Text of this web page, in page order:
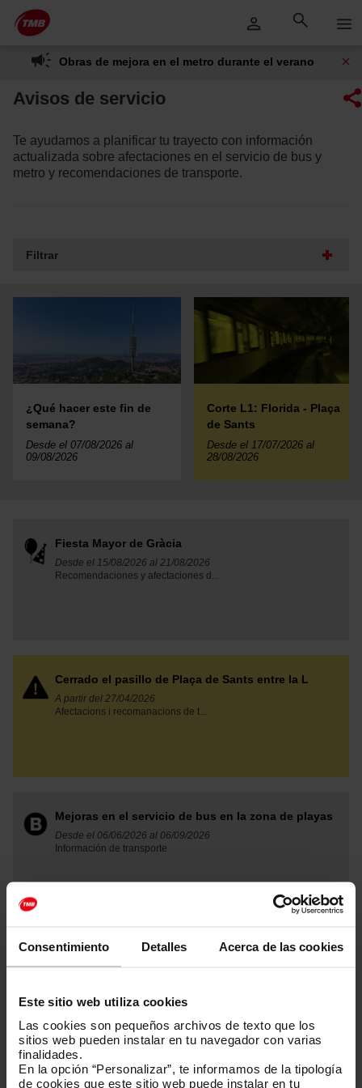
Consentimiento Detalles Acerca de las cookies
Este sitio web utiliza cookies
Las cookies son pequeños archivos de texto que los
sitios web pueden instalar en tu navegador con varias
finalidades.
En la opción “Personalizar”, te informamos de la tipología
de cookies que este sitio web puede instalar en tu
Saltar al contenido principal
Saltar
al
contenido
Obras de mejora en el metro durante el verano
Avisos de servicio
Te ayudamos a planificar tu trayecto con información
actualizada sobre afectaciones en el servicio de bus y
metro y recomendaciones de transporte.
Filtrar
¿Qué hacer este fin de
semana?
Desde el 07/08/2026 al
09/08/2026
Corte L1: Florida - Plaça
de Sants
Desde el 17/07/2026 al
28/08/2026
Fiesta Mayor de Gràcia
Desde el 15/08/2026 al 21/08/2026
Recomendaciones y afectaciones d...
Cerrado el pasillo de Plaça de Sants entre la L
A partir del 27/04/2026
Afectacions i recomanacions de t...
Mejoras en el servicio de bus en la zona de playas
Desde el 06/06/2026 al 06/09/2026
Información de transporte
Mejoras en el servicio de la línea V19